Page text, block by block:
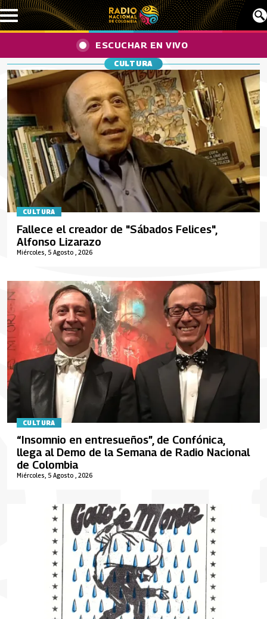
Pasar al contenido principal
ESCUCHAR EN VIVO
CULTURA
CULTURA
Miércoles, 5 Agosto , 2026
Fallece el creador de "Sábados Felices",
Alfonso Lizarazo
CULTURA
Miércoles, 5 Agosto , 2026
“Insomnio en entresueños”, de Confónica,
llega al Demo de la Semana de Radio Nacional
de Colombia